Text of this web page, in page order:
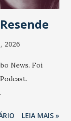
2026
News. Foi
LEIA MAIS »